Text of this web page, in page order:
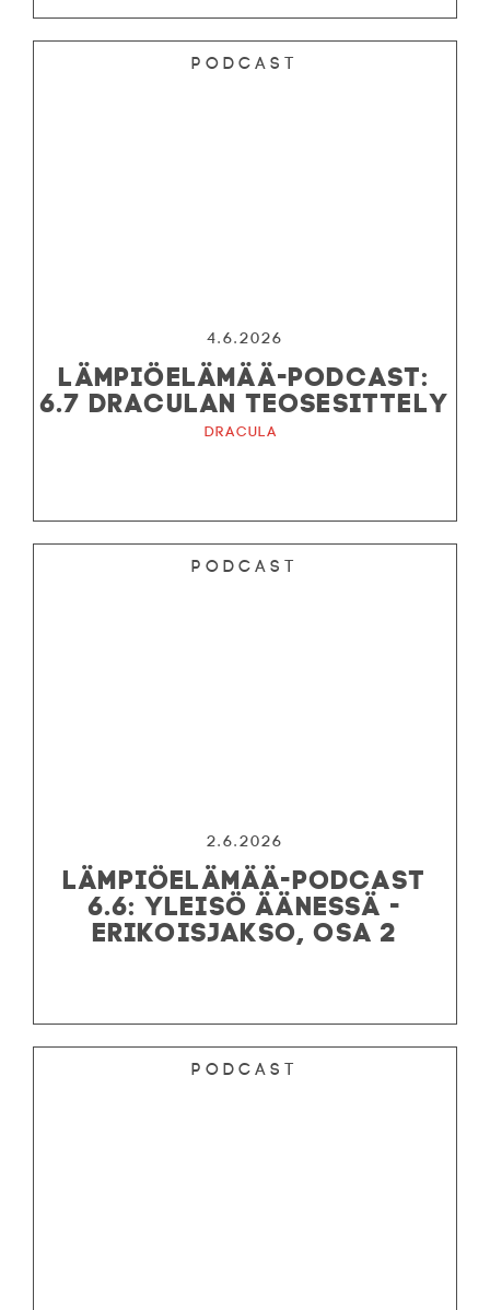
Podcast
4.6.2026
LÄMPIÖELÄMÄÄ-PODCAST:
6.7 DRACULAN TEOSESITTELY
Dracula
Podcast
2.6.2026
LÄMPIÖELÄMÄÄ-PODCAST
6.6: YLEISÖ ÄÄNESSÄ -
ERIKOISJAKSO, OSA 2
Podcast